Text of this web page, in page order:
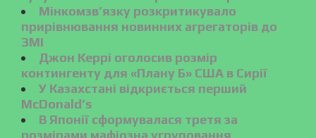
Мінкомзв’язку розкритикувало
прирівнювання новинних агрегаторів до
ЗМІ
Джон Керрі оголосив розмір
контингенту для «Плану Б» США в Сирії
У Казахстані відкриється перший
McDonald’s
В Японії сформувалася третя за
розмірами мафіозна угруповання